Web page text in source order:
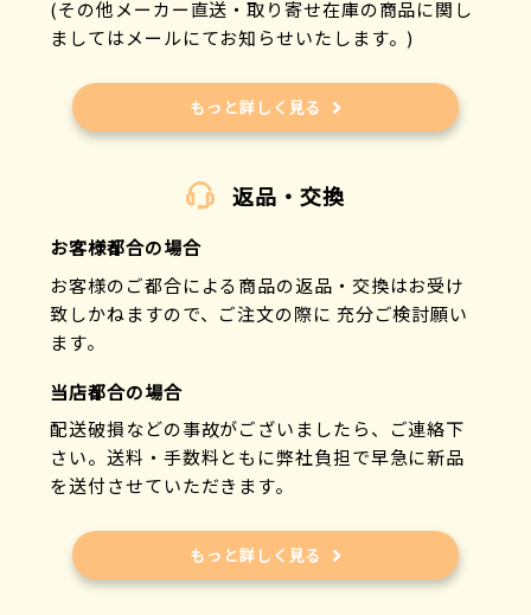
(その他メーカー直送・取り寄せ在庫の商品に関し
ましてはメールにてお知らせいたします。)
もっと詳しく見る
返品・交換
お客様都合の場合
お客様のご都合による商品の返品・交換はお受け
致しかねますので、ご注文の際に 充分ご検討願い
ます。
当店都合の場合
配送破損などの事故がございましたら、ご連絡下
さい。送料・手数料ともに弊社負担で早急に新品
を送付させていただきます。
もっと詳しく見る